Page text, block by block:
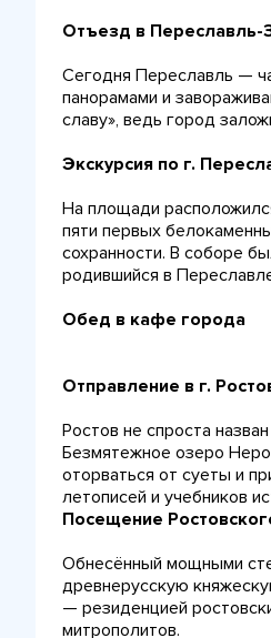
Отъезд в Переславль-
Сегодня Переславль —
панорамами и
славу», ведь город
Экскурсия по г.
На площади
пяти первых
сохранности. В соборе
родившийся в
Обед в кафе города
Отправление в г.
Ростов не спроста
Безмятежное озеро
оторваться от суеты и
летописей и учебников
Посещение
Обнесённый мощными
древнерусскую
— резиденцией
митрополитов.